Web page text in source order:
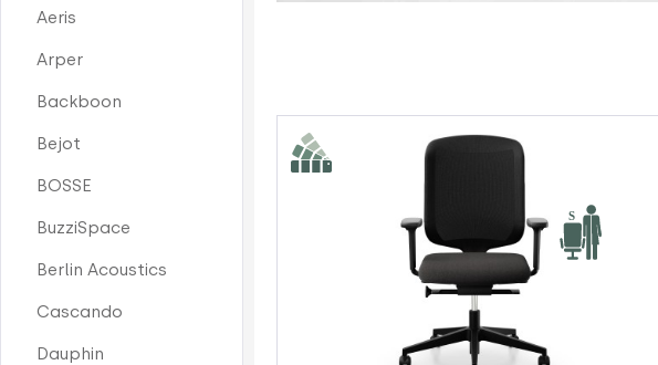
Aeris
Arper
Backboon
Bejot
BOSSE
BuzziSpace
Berlin Acoustics
Cascando
Dauphin